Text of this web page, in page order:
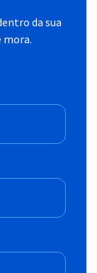
da sua
mora.